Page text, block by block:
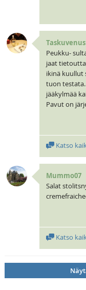
Taskuvenus
Peukku-
jaat
ikinä kuullut
tuon testata.
jääkylmää
Pavut on
Katso
Mummo07
Salat
Katso